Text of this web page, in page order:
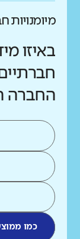
מיומנויות
באיזו
החברה
כמו